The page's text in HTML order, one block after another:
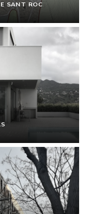
SANT ROC